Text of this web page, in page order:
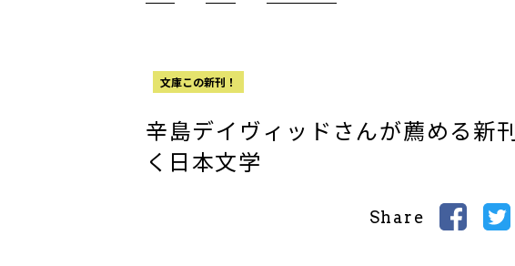
文庫この新刊！
辛島デイヴィッドさんが薦める
く日本文学
Share